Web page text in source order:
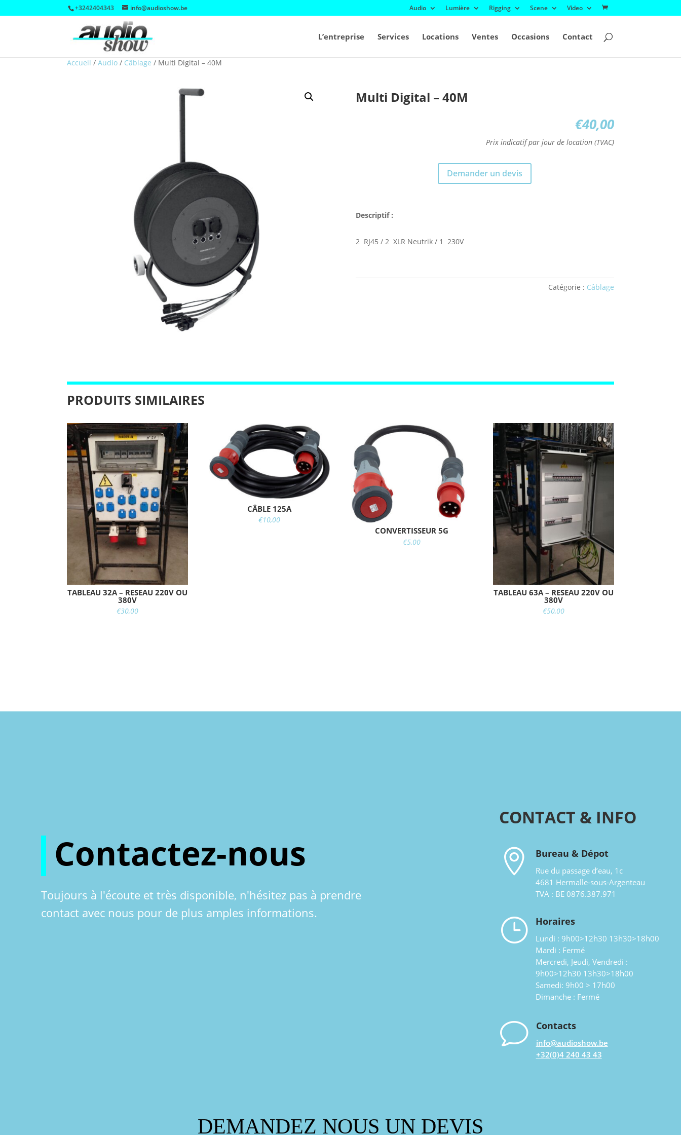
+3242404343 info@audioshow.be Audio Lumière Rigging Scene Video
L’entreprise Services Locations Ventes Occasions Contact
Accueil / Audio / Câblage / Multi Digital – 40M
Multi Digital – 40M
€40,00
Prix indicatif par jour de location (TVAC)
Demander un devis
Descriptif :
2 RJ45 / 2 XLR Neutrik / 1 230V
Catégorie : Câblage
PRODUITS SIMILAIRES
TABLEAU 32A – RESEAU 220V OU
380V
€30,00
CÂBLE 125A
€10,00
CONVERTISSEUR 5G
€5,00
TABLEAU 63A – RESEAU 220V OU
380V
€50,00
Contactez-nous
Toujours à l'écoute et très disponible, n'hésitez pas à prendre
contact avec nous pour de plus amples informations.
CONTACT & INFO
 Bureau & Dépot
Rue du passage d’eau, 1c
4681 Hermalle-sous-Argenteau
TVA : BE 0876.387.971
} Horaires
Lundi : 9h00>12h30 13h30>18h00
Mardi : Fermé
Mercredi, Jeudi, Vendredi :
9h00>12h30 13h30>18h00
Samedi: 9h00 > 17h00
Dimanche : Fermé
v Contacts
info@audioshow.be
+32(0)4 240 43 43
DEMANDEZ NOUS UN DEVIS